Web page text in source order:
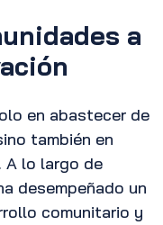
a
en abastecer de
también en
A lo largo de
desempeñado un
comunitario y